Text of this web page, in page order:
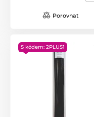
Porovnat
S kódem: 2PLUS1